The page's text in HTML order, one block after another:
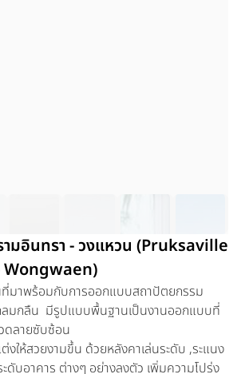
มอินทรา - วงแหวน (Pruksaville
ที่มาพร้อมกับการออกแบบสถาปัตยกรรม
ลมกลืน มีรูปแบบพื้นฐานเป็นงานออกแบบที่
ดลายซับซ้อน
งให้สวยงามขึ้น ด้วยหลังคาเล่นระดับ ,ระแนง
ดับอาคาร ต่างๆ อย่างลงตัว เพิ่มความโปร่ง